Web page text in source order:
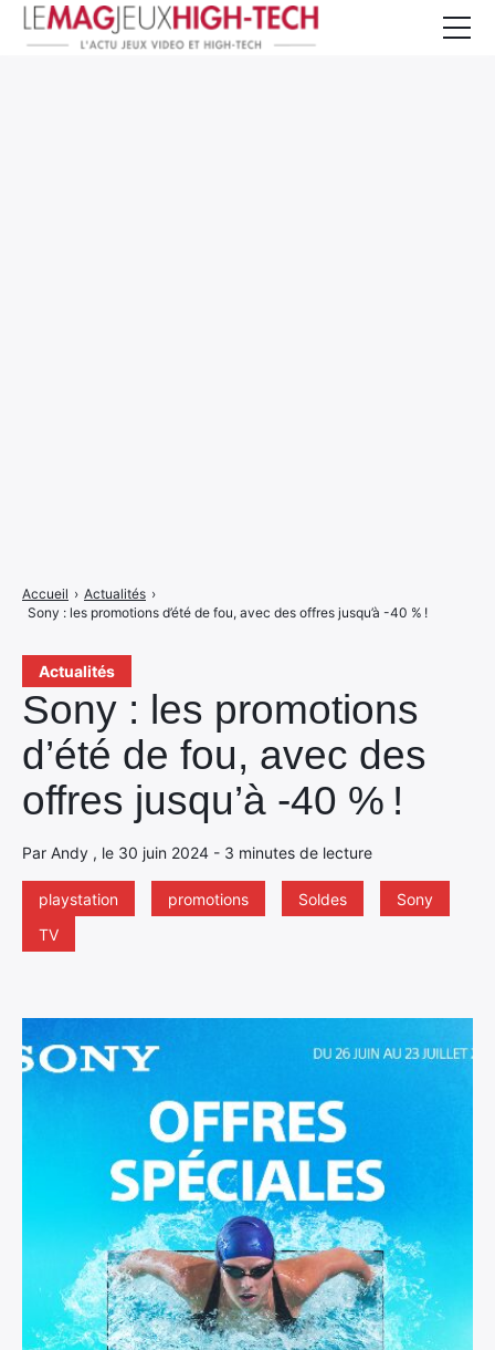
Actualités
Sony : les promotions
d’été de fou, avec des
offres jusqu’à -40 % !
Par Andy , le 30 juin 2024 - 3 minutes de lecture
playstation promotions Soldes
Sony
TV
Accueil › Actualités ›
Sony : les promotions d’été de fou, avec des offres jusqu’à -40 % !